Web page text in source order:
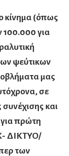
κίνημα (όπως
100.000 για
ψεύτικων
μας
σε
και
πρώτη
ΔΙΚΤΥΟ/
των